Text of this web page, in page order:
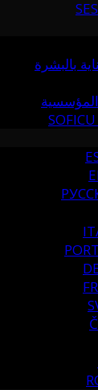
بالبشرة